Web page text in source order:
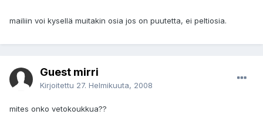
mailiin voi kysellä muitakin osia jos on puutetta, ei peltiosia.
Guest mirri
Kirjoitettu 27. Helmikuuta, 2008
mites onko vetokoukkua??